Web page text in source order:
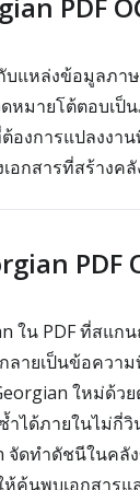
แหล่งข้อมูลภา
หมายโต้ตอบเป็
งการแปลงงา
อกสารที่สร้างค
PDF
ใน PDF ที่สแก
ลายเป็นข้อควา
ใหม่ด้วย
ำได้ภายในไม่กี่วิ
จัดทำดัชนีในคลั
ค้นพบเอกสาร